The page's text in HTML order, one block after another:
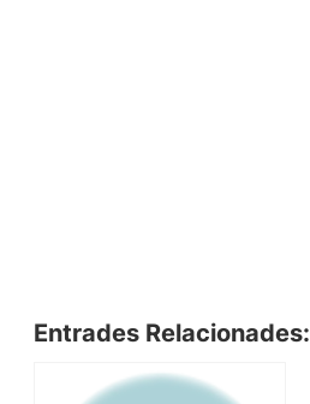
Entrades Relacionades: